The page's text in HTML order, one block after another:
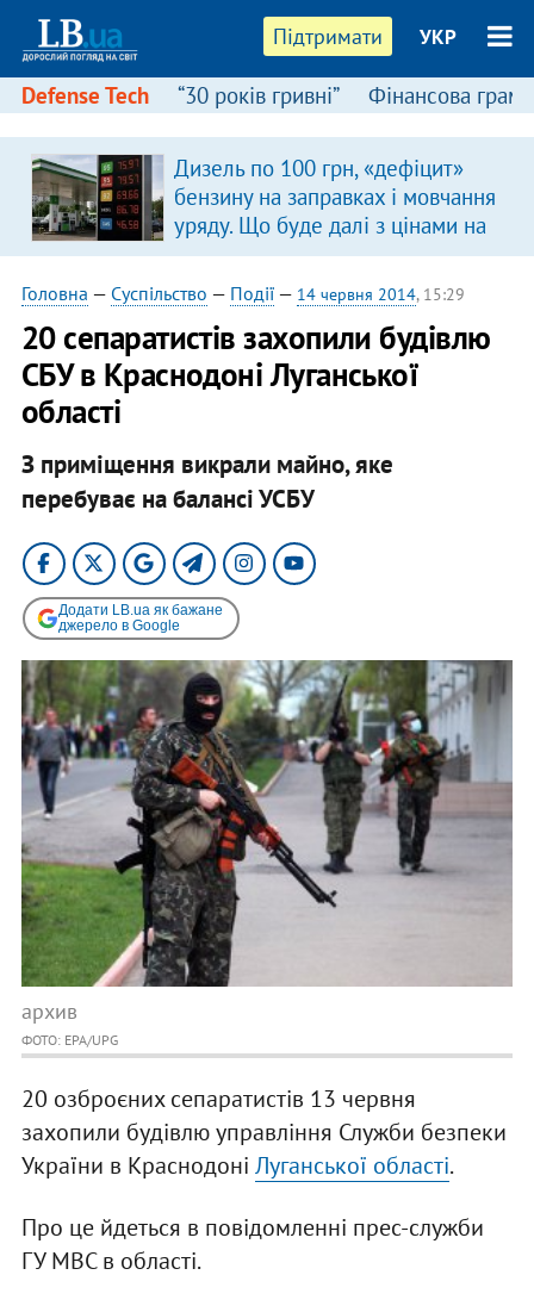
Підтримати УКР
Defense Tech “30 років гривні” Фінансова
Дизель по 100 грн, «дефіцит»
бензину на заправках і мовчання
уряду. Що буде далі з цінами на
пальне?
Головна — Суспільство — Події— 14 червня 2014, 15:29
20 сепаратистів захопили будівлю
СБУ в Краснодоні Луганської
області
З приміщення викрали майно, яке
перебуває на балансі УСБУ
Додати LB.ua як бажане
джерело в Google
архив
ФОТО: EPA/UPG
20 озброєних сепаратистів 13 червня
захопили будівлю управління Служби безпеки
України в Краснодоні Луганської області.
Про це йдеться в повідомленні прес-служби
ГУ МВС в області.